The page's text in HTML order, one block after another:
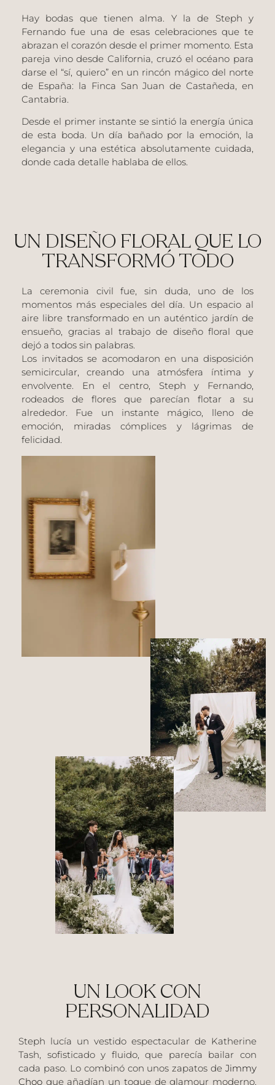
Hay bodas que tienen alma. Y la de Steph y
Fernando fue una de esas celebraciones que te
abrazan el corazón desde el primer momento. Esta
pareja vino desde California, cruzó el océano para
darse el “sí, quiero” en un rincón mágico del norte
de España: la Finca San Juan de Castañeda , en
Cantabria.
Desde el primer instante se sintió la energía única
de esta boda. Un día bañado por la emoción, la
elegancia y una estética absolutamente cuidada,
donde cada detalle hablaba de ellos.
UN DISEÑO FLORAL QUE LO
TRANSFORMÓ TODO
La ceremonia civil fue, sin duda, uno de los
momentos más especiales del día. Un espacio al
aire libre transformado en un auténtico jardín de
ensueño, gracias al trabajo de diseño floral que
dejó a todos sin palabras.
Los invitados se acomodaron en una disposición
semicircular, creando una atmósfera íntima y
envolvente. En el centro, Steph y Fernando,
rodeados de flores que parecían flotar a su
alrededor. Fue un instante mágico, lleno de
emoción, miradas cómplices y lágrimas de
felicidad.
UN LOOK CON
PERSONALIDAD
Steph lucía un vestido espectacular de Katherine
Tash, sofisticado y fluido, que parecía bailar con
cada paso. Lo combinó con unos zapatos de Jimmy
Choo que añadían un toque de glamour moderno,